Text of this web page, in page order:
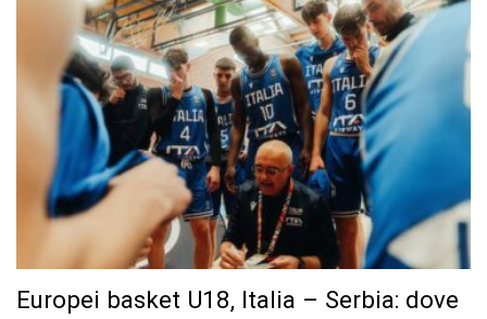
Europei basket U18, Italia – Serbia: dove